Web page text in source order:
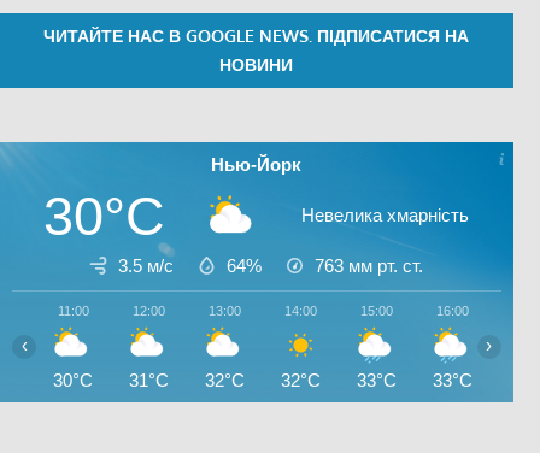
ЧИТАЙТЕ НАС В GOOGLE NEWS. ПІДПИСАТИСЯ НА
НОВИНИ
Нью-Йорк
30°C Невелика хмарність
3.5 м/с 64% 763 мм рт. ст.
11:00
30°C
12:00
31°C
13:00
32°C
14:00
32°C
15:00
33°C
16:00
33°C
‹ ›